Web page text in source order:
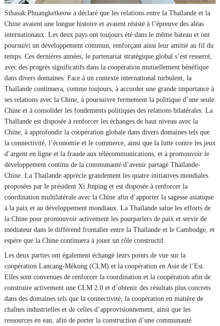
Sihasak Phuangketkeow a déclaré que les relations entre la Thaïlande et la
Chine avaient une longue histoire et avaient résisté à l’épreuve des aléas
internationaux. Les deux pays ont toujours été dans le même bateau et ont
poursuivi un développement commun, renforçant ainsi leur amitié au fil du
temps. Ces dernières années, le partenariat stratégique global s’est resserré,
avec des progrès significatifs dans la coopération mutuellement bénéfique
dans divers domaines. Face à un contexte international turbulent, la
Thaïlande continuera, comme toujours, à accorder une grande importance à
ses relations avec la Chine, à poursuivre fermement la politique d’une seule
Chine et à consolider les fondements politiques des relations bilatérales. La
Thaïlande est disposée à renforcer les échanges de haut niveau avec la
Chine, à approfondir la coopération globale dans divers domaines tels que
la connectivité, l’économie et le commerce, ainsi que la lutte contre les jeux
d’argent en ligne et la fraude aux télécommunications, et à promouvoir le
développement continu de la communauté d’avenir partagé Thaïlande-
Chine. La Thaïlande apprécie grandement les quatre initiatives mondiales
proposées par le président Xi Jinping et est disposée à renforcer la
coordination multilatérale avec la Chine afin d’apporter la sagesse asiatique
à la paix et au développement mondiaux. La Thaïlande salue les efforts de
la Chine pour promouvoir activement les pourparlers de paix et servir de
médiateur dans le différend frontalier entre la Thaïlande et le Cambodge, et
espère que la Chine continuera à jouer un rôle constructif.
Les deux parties ont également échangé leurs points de vue sur la
coopération Lancang-Mékong (CLM) et la coopération en Asie de l’Est.
Elles sont convenues de renforcer la coordination et la coopération afin de
construire activement une CLM 2.0 et d’obtenir des résultats plus concrets
dans des domaines tels que la connectivité, la coopération en matière de
chaînes industrielles et de celles d’approvisionnement, ainsi que les
ressources en eau, afin de porter la construction d’une communauté